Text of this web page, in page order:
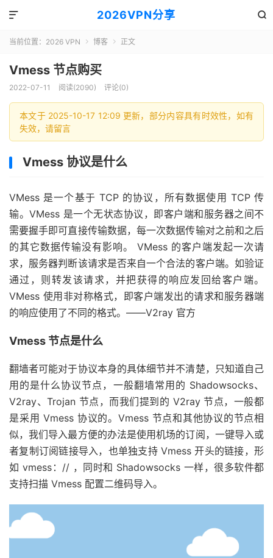
2026VPN分享 

当前位置： 2026 VPN  博客  正文
Vmess 节点购买
2022-07-11 阅读(2090) 评论(0)
本文于 2025-10-17 12:09 更新，部分内容具有时效性，如有
失效，请留言
Vmess 协议是什么
VMess 是一个基于 TCP 的协议，所有数据使用 TCP 传
输。VMess 是一个无状态协议，即客户端和服务器之间不
需要握手即可直接传输数据，每一次数据传输对之前和之后
的其它数据传输没有影响。 VMess 的客户端发起一次请
求，服务器判断该请求是否来自一个合法的客户端。如验证
通过，则转发该请求，并把获得的响应发回给客户端。
VMess 使用非对称格式，即客户端发出的请求和服务器端
的响应使用了不同的格式。——V2ray 官方
Vmess 节点是什么
翻墙者可能对于协议本身的具体细节并不清楚，只知道自己
用的是什么协议节点，一般翻墙常用的 Shadowsocks、
V2ray、Trojan 节点，而我们提到的 V2ray 节点，一般都
是采用 Vmess 协议的。Vmess 节点和其他协议的节点相
似，我们导入最方便的办法是使用机场的订阅，一键导入或
者复制订阅链接导入，也单独支持 Vmess 开头的链接，形
如 vmess：// ，同时和 Shadowsocks 一样，很多软件都
支持扫描 Vmess 配置二维码导入。